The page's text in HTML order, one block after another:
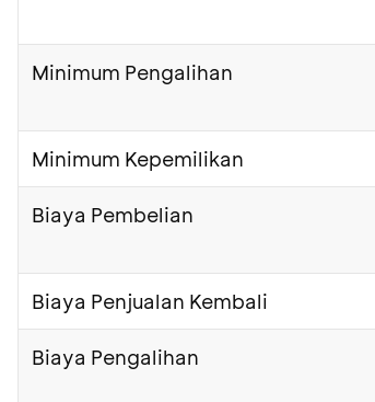
Minimum Pengalihan
Minimum Kepemilikan
Biaya Pembelian
Biaya Penjualan Kembali
Biaya Pengalihan